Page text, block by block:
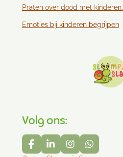
Praten over dood met kinderen.
Emoties bij kinderen begrijpen
Volg ons:
F
L
I
W